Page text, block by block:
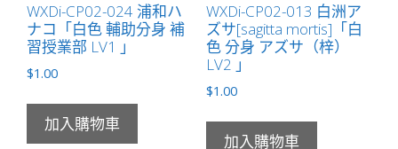
WXDi-CP02-024 浦和ハ
ナコ「白色 輔助分身 補
習授業部 LV1 」
$1.00
加入購物車
WXDi-CP02-013 白洲ア
ズサ[sagitta mortis]「白
色 分身 アズサ（梓）
LV2 」
$1.00
加入購物車